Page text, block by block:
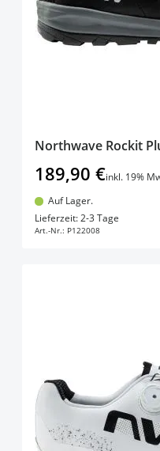
Northwave Rockit
189,90 €inkl. 19%
Auf Lager.
Lieferzeit: 2-3 Tage
Art.-Nr.: P122008